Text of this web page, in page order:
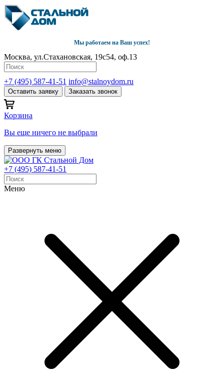
Мы работаем на Ваш успех!
Москва, ул.Стахановская, 19с54, оф.13
+7 (495) 587-41-51 info@stalnoydom.ru
Оставить заявку Заказать звонок
Корзина
Вы еще ничего не выбрали
Развернуть меню
+7 (495) 587-41-51
Меню